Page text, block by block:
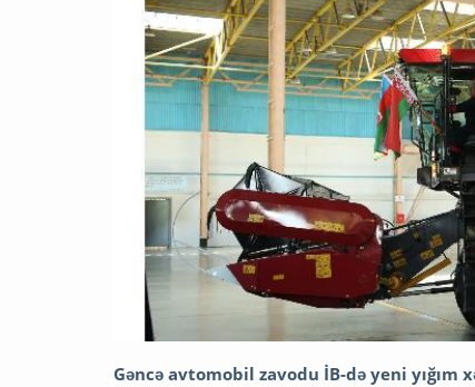
Gəncə avtomobil zavodu İB-də yeni